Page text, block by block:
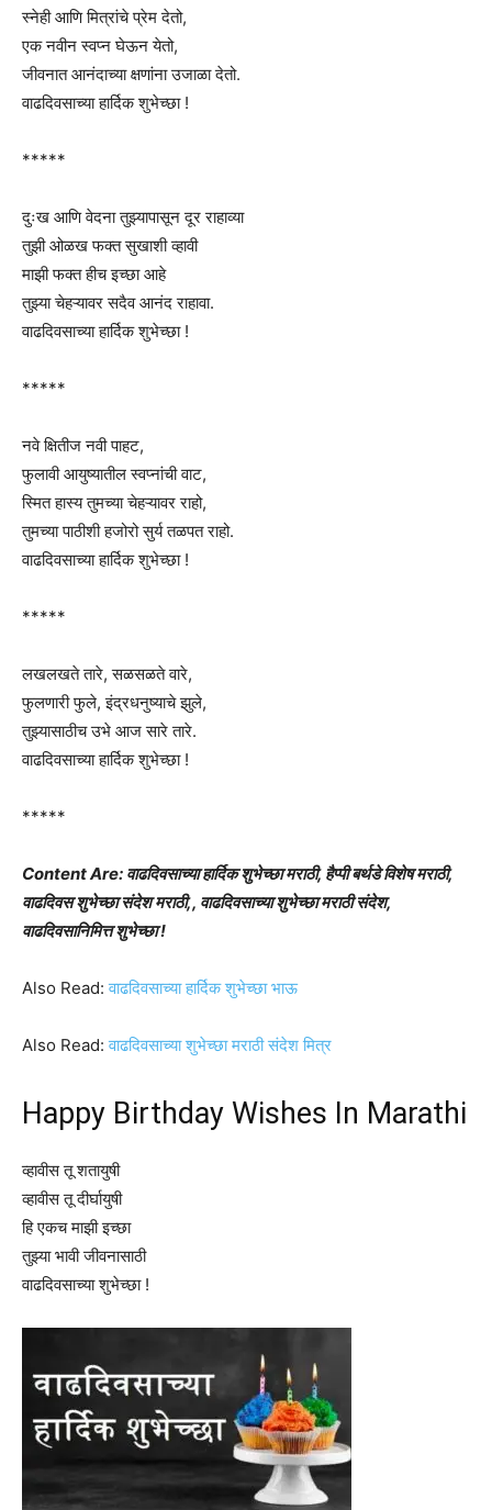
स्नेही आणि मित्रांचे प्रेम देतो,
एक नवीन स्वप्न घेऊन येतो,
जीवनात आनंदाच्या क्षणांना उजाळा देतो.
वाढदिवसाच्या हार्दिक शुभेच्छा !
*****
दुःख आणि वेदना तुझ्यापासून दूर राहाव्या
तुझी ओळख फक्त सुखाशी व्हावी
माझी फक्त हीच इच्छा आहे
तुझ्या चेहऱ्यावर सदैव आनंद राहावा.
वाढदिवसाच्या हार्दिक शुभेच्छा !
*****
नवे क्षितीज नवी पाहट,
फुलावी आयुष्यातील स्वप्नांची वाट,
स्मित हास्य तुमच्या चेहऱ्यावर राहो,
तुमच्या पाठीशी हजोरो सुर्य तळपत राहो.
वाढदिवसाच्या हार्दिक शुभेच्छा !
*****
लखलखते तारे, सळसळते वारे,
फुलणारी फुले, इंद्रधनुष्याचे झुले,
तुझ्यासाठीच उभे आज सारे तारे.
वाढदिवसाच्या हार्दिक शुभेच्छा !
*****
Content Are: वाढदिवसाच्या हार्दिक शुभेच्छा मराठी, हैप्पी बर्थडे विशेष मराठी,
वाढदिवस शुभेच्छा संदेश मराठी,, वाढदिवसाच्या शुभेच्छा मराठी संदेश,
वाढदिवसानिमित्त शुभेच्छा !
Also Read:वाढदिवसाच्या हार्दिक शुभेच्छा भाऊ
Also Read:वाढदिवसाच्या शुभेच्छा मराठी संदेश मित्र
Happy Birthday Wishes In Marathi
व्हावीस तू शतायुषी
व्हावीस तू दीर्घायुषी
हि एकच माझी इच्छा
तुझ्या भावी जीवनासाठी
वाढदिवसाच्या शुभेच्छा !